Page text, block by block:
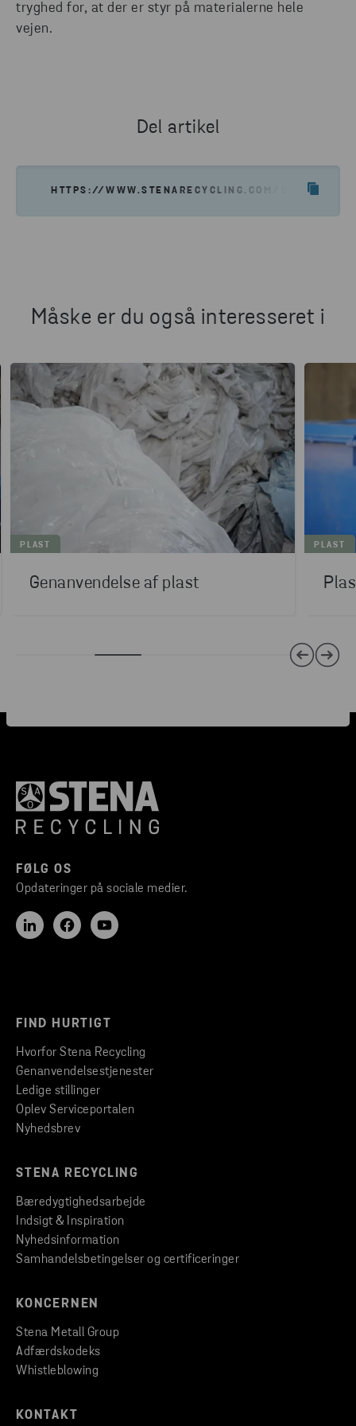
tryghed for, at der er styr på materialerne hele
vejen.
Del artikel
HTTPS://WWW.STENARECYCLING.COM/DA/
Måske er du også interesseret i
PLAST
Genanvendelse af plast
PLAST
FØLG OS
Opdateringer på sociale medier.
FIND HURTIGT
Hvorfor Stena Recycling
Genanvendelsestjenester
Ledige stillinger
Oplev Serviceportalen
Nyhedsbrev
STENA RECYCLING
Bæredygtighedsarbejde
Indsigt & Inspiration
Nyhedsinformation
Samhandelsbetingelser og certificeringer
KONCERNEN
Stena Metall Group
Adfærdskodeks
Whistleblowing
KONTAKT